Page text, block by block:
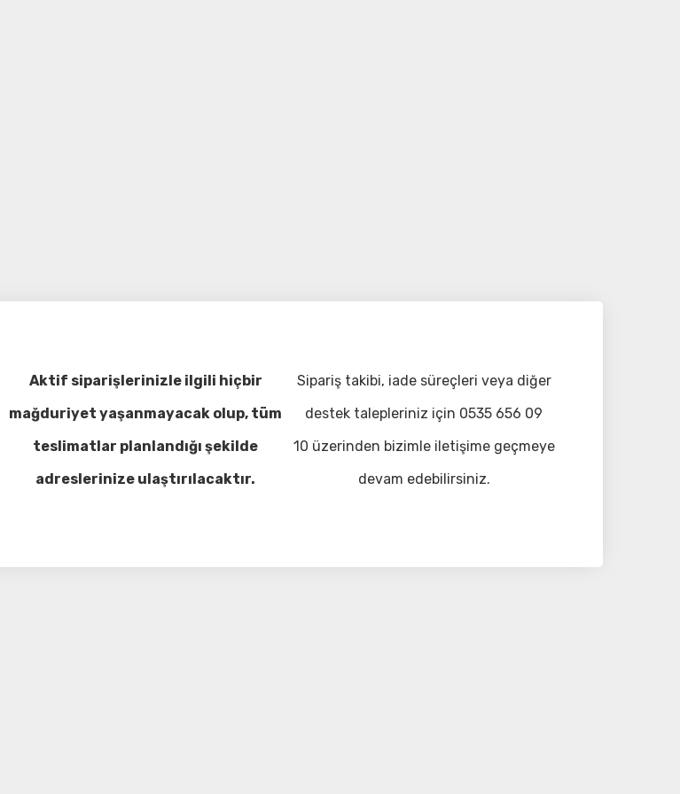
Aktif siparişlerinizle ilgili hiçbir
mağduriyet yaşanmayacak olup, tüm
teslimatlar planlandığı şekilde
adreslerinize ulaştırılacaktır.
Sipariş takibi, iade süreçleri veya diğer
destek talepleriniz için 0535 656 09
10 üzerinden bizimle iletişime geçmeye
devam edebilirsiniz.